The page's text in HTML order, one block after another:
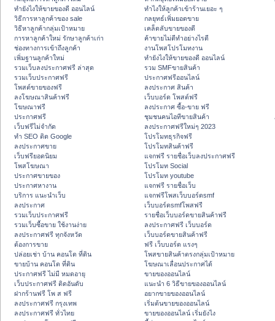
ทํายังไงให้ขายของดี ออนไลน์
วิธีการหาลูกค้าของ sale
วิธีหาลูกค้ากลุ่มเป้าหมาย
การหาลูกค้าใหม่ รักษาลูกค้าเก่า
ช่องทางการเข้าถึงลูกค้า
เพิ่มฐานลูกค้าใหม่
รวมเว็บลงประกาศฟรี ล่าสุด
รวมเว็บประกาศฟรี
โพสต์ขายของฟรี
ลงโฆษณาสินค้าฟรี
โฆษณาฟรี
ประกาศฟรี
เว็บฟรีไม่จำกัด
ทำ SEO ติด Google
ลงประกาศขาย
เว็บฟรียอดนิยม
โพสโฆษณา
ประกาศขายของ
ประกาศหางาน
บริการ แนะนำเว็บ
ลงประกาศ
รวมเว็บประกาศฟรี
รวมเว็บซื้อขาย ใช้งานง่าย
ลงประกาศฟรี ทุกจังหวัด
ต้องการขาย
ปล่อยเช่า บ้าน คอนโด ที่ดิน
ขายบ้าน คอนโด ที่ดิน
ประกาศฟรี ไม่มี หมดอายุ
เว็บประกาศฟรี ติดอันดับ
ฝากร้านฟรี โพ ส ฟรี
ลงประกาศฟรี กรุงเทพ
ลงประกาศฟรี ทั่วไทย
ทําไงให้ลูกค้าเข้าร้านเยอะ ๆ
กลยุทธ์เพิ่มยอดขาย
เคล็ดลับขายของดี
ค้าขายไม่ดีทำอย่างไรดี
งานโพสโปรโมทงาน
ทํายังไงให้ขายของดี ออนไลน์
รวม SMFขายสินค้า
ประกาศฟรีออนไลน์
ลงประกาศ สินค้า
เว็บบอร์ด โพสต์ฟรี
ลงประกาศ ซื้อ-ขาย ฟรี
ชุมชนคนไอทีขายสินค้า
ลงประกาศฟรีใหม่ๆ 2023
โปรโมทธุรกิจฟรี
โปรโมทสินค้าฟรี
แจกฟรี รายชื่อเว็บลงประกาศฟรี
โปรโมท Social
โปรโมท youtube
แจกฟรี รายชื่อเว็บ
แจกฟรีโพสเว็บบอร์ดsmf
เว็บบอร์ดsmfโพสฟรี
รายชื่อเว็บบอร์ดขายสินค้าฟรี
ลงประกาศฟรี เว็บบอร์ด
เว็บบอร์ดขายสินค้าฟรี
ฟรี เว็บบอร์ด แรงๆ
โพสขายสินค้าตรงกลุ่มเป้าหมาย
โฆษณาเลื่อนประกาศได้
ขายของออนไลน์
แนะนำ 6 วิธีขายของออนไลน์
อยากขายของออนไลน์
เริ่มต้นขายของออนไลน์
ขายของออนไลน์ เริ่มยังไง